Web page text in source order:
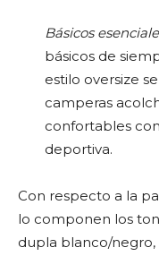
Básicos
básicos de
estilo oversize
camperas
confortables
deportiva.
Con respecto a la
lo componen los
dupla blanco/